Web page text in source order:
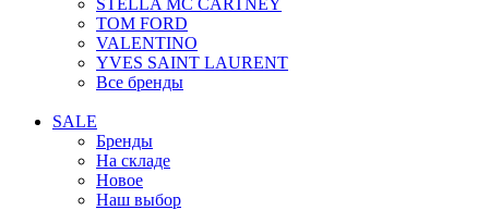
TOM FORD
VALENTINO
YVES SAINT LAURENT
Все бренды
SALE
Бренды
На складе
Новое
Наш выбор